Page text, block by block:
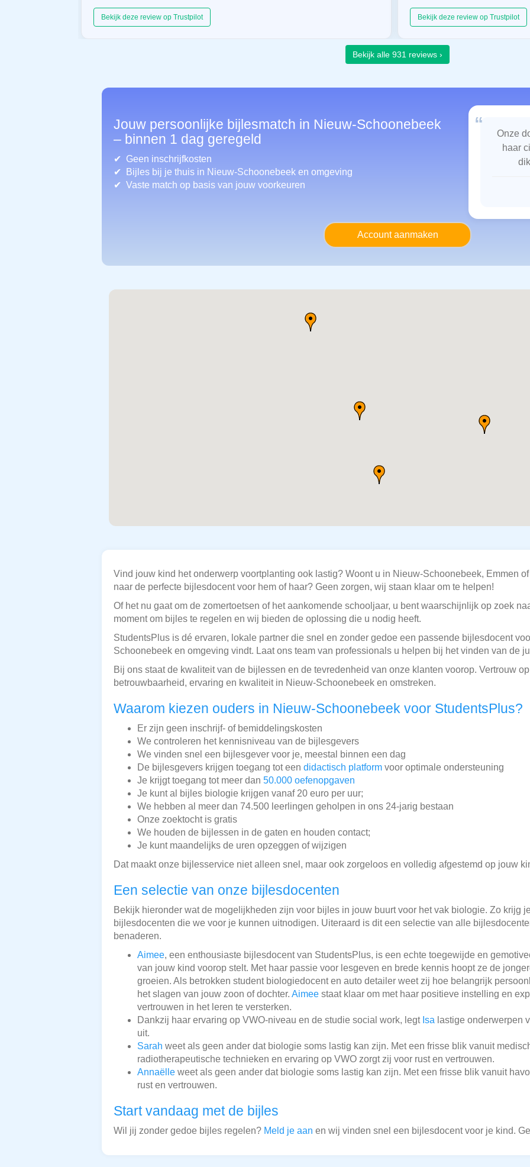
Bekijk deze review op Trustpilot Bekijk deze review op Trustpilot
Bekijk alle 931 reviews ›
Jouw persoonlijke bijlesmatch in Nieuw-Schoonebeek
– binnen 1 dag geregeld
Geen inschrijfkosten
Bijles bij je thuis in Nieuw-Schoonebeek en omgeving
Vaste match op basis van jouw voorkeuren
“
Onze
haar
Account aanmaken
Vind jouw kind het onderwerp voortplanting ook lastig? Woont u in Nieuw-Schoonebeek, Emmen
naar de perfecte bijlesdocent voor hem of haar? Geen zorgen, wij staan klaar om te helpen!
Of het nu gaat om de zomertoetsen of het aankomende schooljaar, u bent waarschijnlijk op zoek
moment om bijles te regelen en wij bieden de oplossing die u nodig heeft.
StudentsPlus is dé ervaren, lokale partner die snel en zonder gedoe een passende bijlesdocent
Schoonebeek en omgeving vindt. Laat ons team van professionals u helpen bij het vinden van de
Bij ons staat de kwaliteit van de bijlessen en de tevredenheid van onze klanten voorop. Vertrouw
betrouwbaarheid, ervaring en kwaliteit in Nieuw-Schoonebeek en omstreken.
Waarom kiezen ouders in Nieuw-Schoonebeek voor StudentsPlus?
Er zijn geen inschrijf- of bemiddelingskosten
We controleren het kennisniveau van de bijlesgevers
We vinden snel een bijlesgever voor je, meestal binnen een dag
De bijlesgevers krijgen toegang tot een didactisch platform voor optimale ondersteuning
Je krijgt toegang tot meer dan 50.000 oefenopgaven
Je kunt al bijles biologie krijgen vanaf 20 euro per uur;
We hebben al meer dan 74.500 leerlingen geholpen in ons 24-jarig bestaan
Onze zoektocht is gratis
We houden de bijlessen in de gaten en houden contact;
Je kunt maandelijks de uren opzeggen of wijzigen
Dat maakt onze bijlesservice niet alleen snel, maar ook zorgeloos en volledig afgestemd op jouw
Een selectie van onze bijlesdocenten
Bekijk hieronder wat de mogelijkheden zijn voor bijles in jouw buurt voor het vak biologie. Zo krijg
bijlesdocenten die we voor je kunnen uitnodigen. Uiteraard is dit een selectie van alle
benaderen.
Aimee, een enthousiaste bijlesdocent van StudentsPlus, is een echte toegewijde en
van jouw kind voorop stelt. Met haar passie voor lesgeven en brede kennis hoopt ze de
groeien. Als betrokken student biologiedocent en auto detailer weet zij hoe belangrijk
het slagen van jouw zoon of dochter. Aimee staat klaar om met haar positieve instelling en
vertrouwen in het leren te versterken.
Dankzij haar ervaring op VWO-niveau en de studie social work, legt Isa lastige onderwerpen
uit.
Sarah weet als geen ander dat biologie soms lastig kan zijn. Met een frisse blik vanuit
radiotherapeutische technieken en ervaring op VWO zorgt zij voor rust en vertrouwen.
Annaëlle weet als geen ander dat biologie soms lastig kan zijn. Met een frisse blik vanuit
rust en vertrouwen.
Start vandaag met de bijles
Wil jij zonder gedoe bijles regelen? Meld je aan en wij vinden snel een bijlesdocent voor je kind.